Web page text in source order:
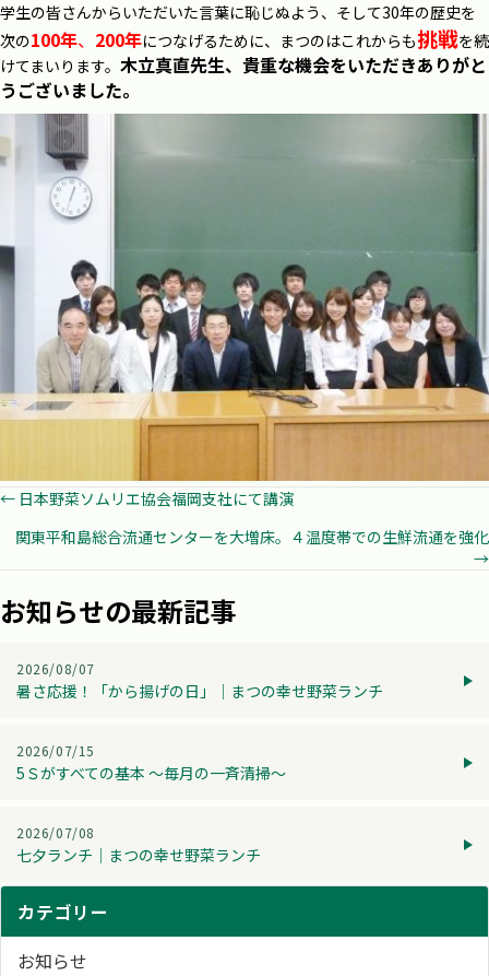
学生の皆さんからいただいた言葉に恥じぬよう、そして30年の歴史を
次の100年、 200年につなげるために、まつのはこれからも挑戦を続
けてまいります。 木立真直先生、貴重な機会をいただきありがと
うございました。
Posts
navigation
← 日本野菜ソムリエ協会福岡支社にて講演
関東平和島総合流通センターを大増床。４温度帯での生鮮流通を強化
→
お知らせの最新記事
2026/08/07
暑さ応援！「から揚げの日」│まつの幸せ野菜ランチ
2026/07/15
5Ｓがすべての基本 ～毎月の一斉清掃～
2026/07/08
七夕ランチ│まつの幸せ野菜ランチ
カテゴリー
お知らせ